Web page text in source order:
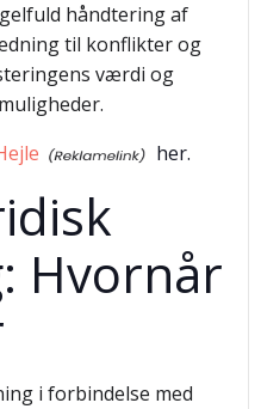
håndtering af
til konflikter og
værdi og
her.
Hvornår
i forbindelse med